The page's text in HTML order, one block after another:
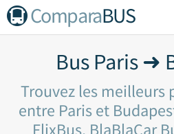
ComparaBUS
Bus Paris ➜
Trouvez les meilleurs
entre Paris et
FlixBus, BlaBlaCar